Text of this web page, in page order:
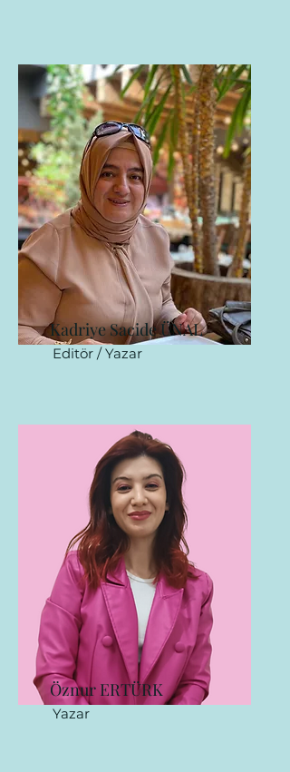
Kadriye Sacide ÜNAL
Editör / Yazar
Öznur ERTÜRK
Yazar